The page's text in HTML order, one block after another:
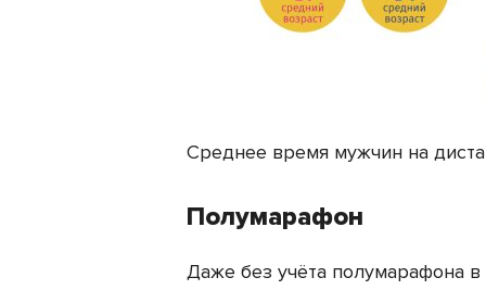
Среднее время мужчин на
Полумарафон
Даже без учёта полумарафона